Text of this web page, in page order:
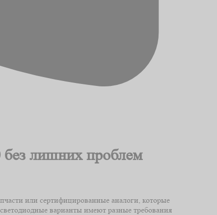
лишних проблем
или сертифицированные аналоги, которые
варианты имеют разные требования